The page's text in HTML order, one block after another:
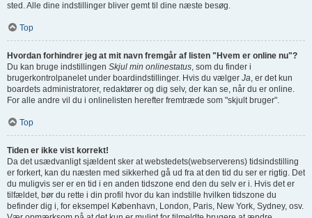
sted. Alle dine indstillinger bliver gemt til dine næste besøg.
Top
Hvordan forhindrer jeg at mit navn fremgår af listen "Hvem er online nu"?
Du kan bruge indstillingen Skjul min onlinestatus, som du finder i
brugerkontrolpanelet under boardindstillinger. Hvis du vælger Ja, er det kun
boardets administratorer, redaktører og dig selv, der kan se, når du er online.
For alle andre vil du i onlinelisten herefter fremtræde som "skjult bruger".
Top
Tiden er ikke vist korrekt!
Da det usædvanligt sjældent sker at webstedets(webserverens) tidsindstilling
er forkert, kan du næsten med sikkerhed gå ud fra at den tid du ser er rigtig. Det
du muligvis ser er en tid i en anden tidszone end den du selv er i. Hvis det er
tilfældet, bør du rette i din profil hvor du kan indstille hvilken tidszone du
befinder dig i, for eksempel København, London, Paris, New York, Sydney, osv.